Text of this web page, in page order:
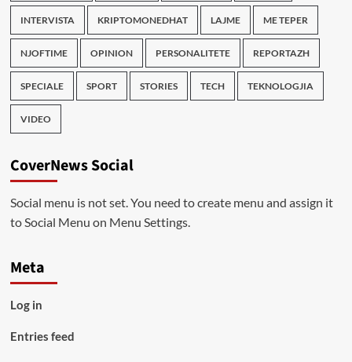
INTERVISTA KRIPTOMONEDHAT LAJME ME TEPER
NJOFTIME OPINION PERSONALITETE REPORTAZH
SPECIALE SPORT STORIES TECH TEKNOLOGJIA
VIDEO
CoverNews Social
Social menu is not set. You need to create menu and assign it
to Social Menu on Menu Settings.
Meta
Log in
Entries feed